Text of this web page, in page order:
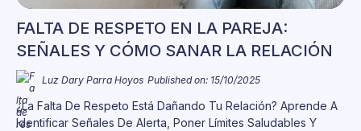
FALTA DE RESPETO EN LA PAREJA:
SEÑALES Y CÓMO SANAR LA RELACIÓN
Luz Dary Parra Hoyos Published on: 15/10/2025
¿La Falta De Respeto Está Dañando Tu Relación? Aprende A
Identificar Señales De Alerta, Poner Límites Saludables Y